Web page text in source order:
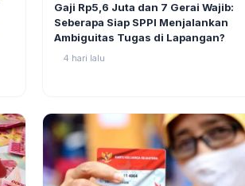
Gaji Rp5,6 Juta dan 7 Gerai Wajib:
Seberapa Siap SPPI Menjalankan
Ambiguitas Tugas di Lapangan?
4 hari lalu